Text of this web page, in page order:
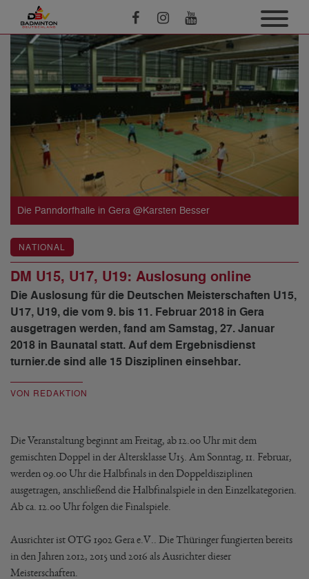
Die Panndorfhalle in Gera @Karsten Besser
NATIONAL
DM U15, U17, U19: Auslosung online
Die Auslosung für die Deutschen Meisterschaften U15,
U17, U19, die vom 9. bis 11. Februar 2018 in Gera
ausgetragen werden, fand am Samstag, 27. Januar
2018 in Baunatal statt. Auf dem Ergebnisdienst
turnier.de sind alle 15 Disziplinen einsehbar.
VON REDAKTION
Die Veranstaltung beginnt am Freitag, ab 12.00 Uhr mit dem
gemischten Doppel in der Altersklasse U15. Am Sonntag, 11. Februar,
werden 09.00 Uhr die Halbfinals in den Doppeldisziplinen
ausgetragen, anschließend die Halbfinalspiele in den Einzelkategorien.
Ab ca. 12.00 Uhr folgen die Finalspiele.
Ausrichter ist OTG 1902 Gera e.V.. Die Thüringer fungierten bereits
in den Jahren 2012, 2015 und 2016 als Ausrichter dieser
Meisterschaften.